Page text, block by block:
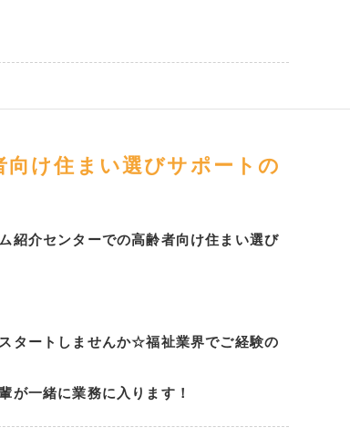
け住まい選びサポートの
紹介センターでの高齢者向け住まい選び
タートしませんか☆福祉業界でご経験の
が一緒に業務に入ります！